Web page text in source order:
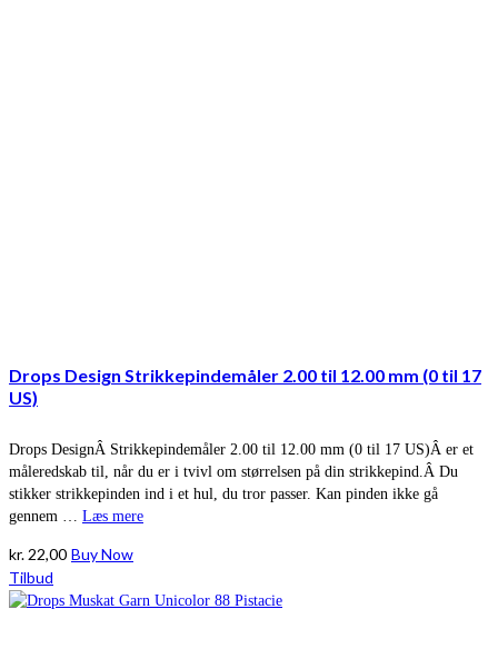
Drops Design Strikkepindemåler 2.00 til 12.00 mm (0 til 17
US)
Drops DesignÂ Strikkepindemåler 2.00 til 12.00 mm (0 til 17 US)Â er et
måleredskab til, når du er i tvivl om størrelsen på din strikkepind.Â Du
stikker strikkepinden ind i et hul, du tror passer. Kan pinden ikke gå
gennem … Læs mere
kr. 22,00 Buy Now
Tilbud